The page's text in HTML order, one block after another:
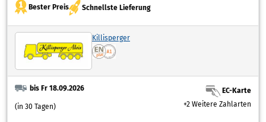
Bester Preis Schnellste Lieferung
Killisperger
bis Fr 18.09.2026
(in 30 Tagen)
EC-Karte
+2 Weitere Zahlarten